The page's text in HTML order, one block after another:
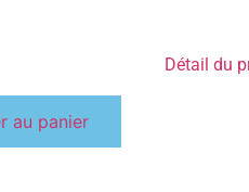
Détail du
au panier